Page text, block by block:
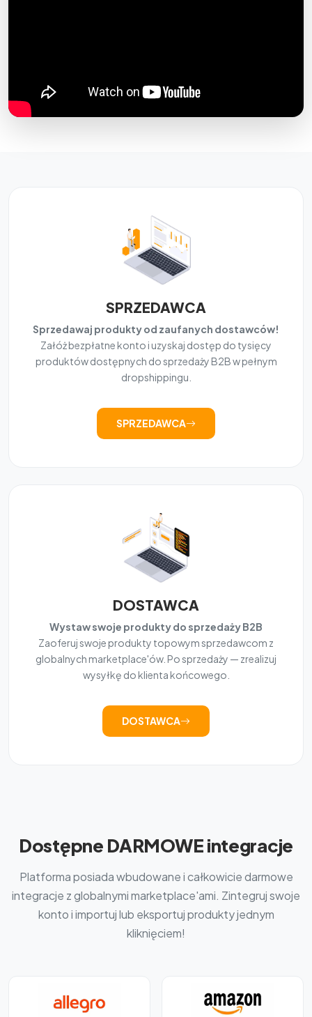
SPRZEDAWCA
Sprzedawaj produkty od zaufanych dostawców!
Załóż bezpłatne konto i uzyskaj dostęp do tysięcy
produktów dostępnych do sprzedaży B2B w pełnym
dropshippingu.
SPRZEDAWCA
DOSTAWCA
Wystaw swoje produkty do sprzedaży B2B
Zaoferuj swoje produkty topowym sprzedawcom z
globalnych marketplace'ów. Po sprzedaży — zrealizuj
wysyłkę do klienta końcowego.
DOSTAWCA
Dostępne DARMOWE integracje
Platforma posiada wbudowane i całkowicie darmowe
integracje z globalnymi marketplace'ami. Zintegruj swoje
konto i importuj lub eksportuj produkty jednym
kliknięciem!